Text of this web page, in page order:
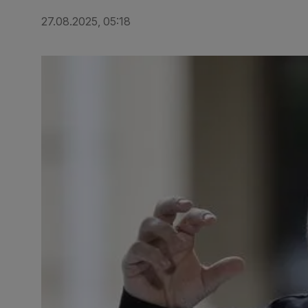
27.08.2025, 05:18